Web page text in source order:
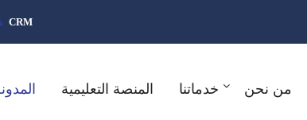
CRM
من نحن خدماتنا المنصة التعليمية